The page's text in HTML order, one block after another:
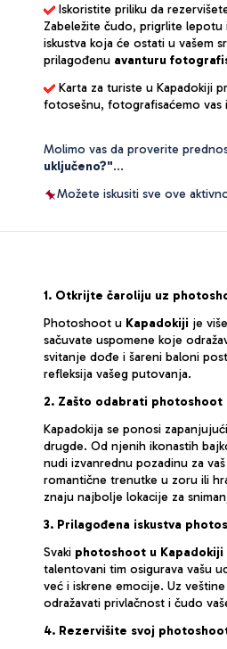
Iskoristite priliku da
Zabeležite čudo, prigrlite
iskustva koja će ostati u vašem
prilagođenu avanturu
Karta za turiste u Kapadokiji
fotosešnu, fotografisaćemo vas
Molimo vas da proverite
uključeno?"...
Možete iskusiti sve ove
1. Otkrijte čaroliju uz
Photoshoot u Kapadokiji je
sačuvate uspomene koje
svitanje dođe i šareni baloni
refleksija vašeg putovanja.
2. Zašto odabrati photoshoot
Kapadokija se ponosi
drugde. Od njenih ikonastih
nudi izvanrednu pozadinu za vaš
romantične trenutke u zoru ili
znaju najbolje lokacije za
3. Prilagođena iskustva
Svaki photoshoot u Kapadokiji
talentovani tim osigurava vašu
već i iskrene emocije. Uz
odražavati privlačnost i čudo
4. Rezervišite svoj